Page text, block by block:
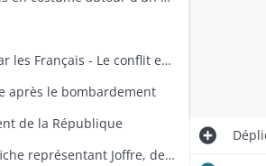
Altkirch : ville d'Alsace prise par les Français - Le conflit européen en 1914
après le bombardement
de la République
Alsacienne accrochant une affiche représentant Joffre, dessin de Th. CROY